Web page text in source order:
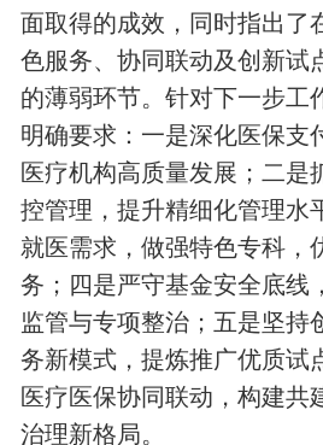
面取得的成效，同时指出了
色服务、协同联动及创新试
的薄弱环节。针对下一步工
明确要求：一是深化医保支
医疗机构高质量发展；二是
控管理，提升精细化管理水
就医需求，做强特色专科，
务；四是严守基金安全底线
监管与专项整治；五是坚持
务新模式，提炼推广优质试
医疗医保协同联动，构建共
治理新格局。